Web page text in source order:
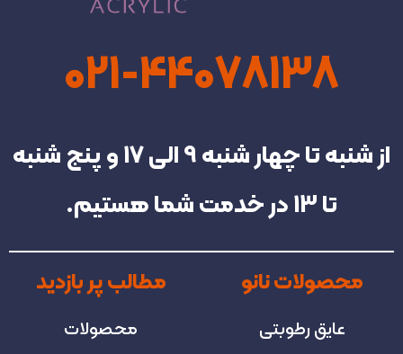
021-44078138
از شنبه تا چهار شنبه‌ 9 الی 17 و پنج شنبه
تا 13 در خدمت شما هستیم.
محصولات نانو
عایق رطوبتی
مطالب پر بازدید
محصولات